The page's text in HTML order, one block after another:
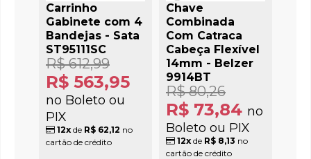
Carrinho
Gabinete com 4
Bandejas - Sata
ST95111SC
R$ 563,95
no Boleto ou
PIX
R$ 612,99
12x de R$ 62,12 no
cartão de crédito
Chave
Combinada
Com Catraca
Cabeça Flexível
14mm - Belzer
9914BT
R$ 73,84 no
Boleto ou PIX
R$ 80,26
12xde R$ 8,13 no
cartão de crédito